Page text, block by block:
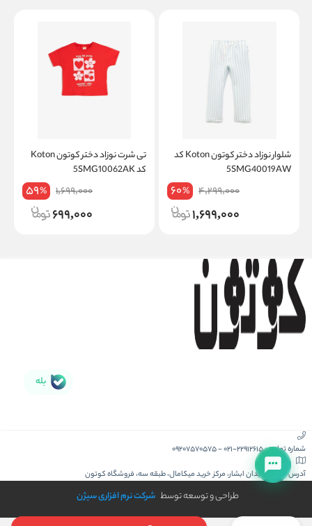
شلوار نوزاد دختر کوتون Koton کد
5SMG40019AW
4,299,000
60%
1,699,000
تی شرت نوزاد دختر کوتون Koton
کد 5SMG10062AK
1,699,000
59%
699,000
بله
شماره تماس :021-22912615
-
09207570575
آدرس :کیش، میدان ابشار، مرکز خرید میکامال، طبقه سه، فروشگاه کوتون
طراحی و توسعه توسط شرکت نرم افزاری سیژن